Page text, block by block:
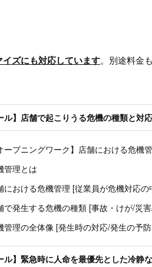
ズにも対応しています。別途料金
ル】店舗で起こりうる危機の種類と対
ープニングワーク】店舗における危機
管理とは
における危機管理 [従業員が危機対応
で発生する危機の種類 [事故・けが/災
管理の全体像 [発生時の対応/発生の予
ル】緊急時に人命を最優先とした冷静